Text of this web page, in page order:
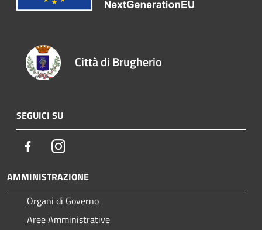
Città di Brugherio
SEGUICI SU
FacebookInstagram
AMMINISTRAZIONE
Organi di Governo
Aree Amministrative